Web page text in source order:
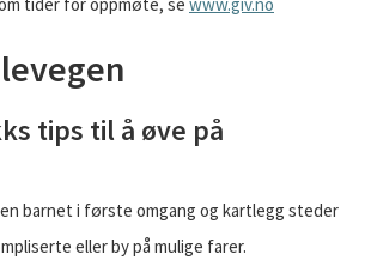
tips til å øve på
barnet i første omgang og kartlegg steder
eller by på mulige farer.